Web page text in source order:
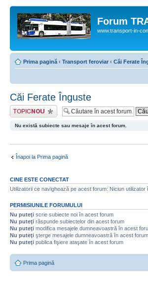
Forum
www.transport-in-
Prima pagină ‹ Transport feroviar ‹ Căi Ferate
Căi Ferate Înguste
Scrie un subiect
nou
Nu există subiecte sau mesaje în acest forum.
Înapoi la Prima pagină
CINE ESTE CONECTAT
Utilizatorii ce navighează pe acest forum: Niciun
PERMISIUNILE FORUMULUI
Nu puteţi scrie subiecte noi în acest forum
Nu puteţi răspunde subiectelor din acest forum
Nu puteţi modifica mesajele dumneavoastră în acest
Nu puteţi şterge mesajele dumneavoastră în acest forum
Nu puteţi publica fişiere ataşate în acest forum
Prima pagină